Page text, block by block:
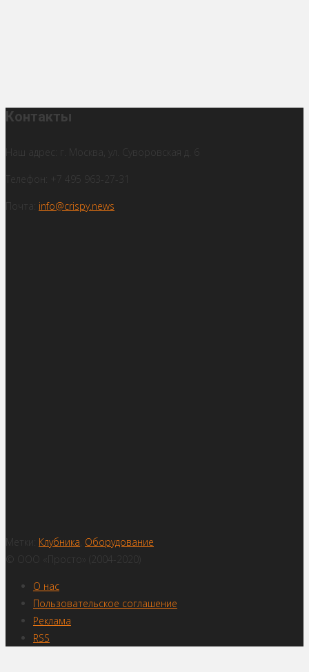
Контакты
Наш адрес: г. Москва, ул. Суворовская д. 6
Телефон: +7 495 963-27-31
Почта: info@crispy.news
Метки: Клубника Оборудование
© ООО «Просто» (2004-2020)
О нас
Пользовательское соглашение
Реклама
RSS